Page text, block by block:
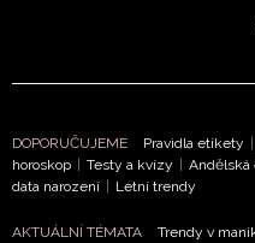
DOPORUČUJEME Pravidla etikety |
horoskop | Testy a kvízy | Andělská
data narození | Letní trendy
AKTUÁLNÍ TÉMATA Trendy v